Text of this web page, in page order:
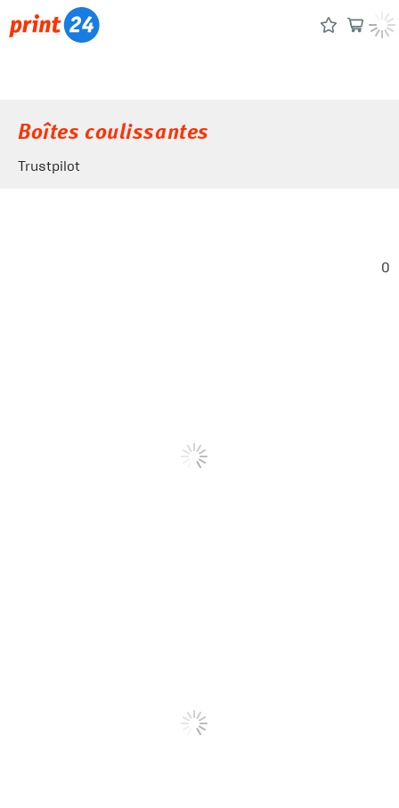
Boîtes coulissantes
Trustpilot
0